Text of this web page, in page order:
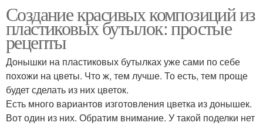
Создание красивых композиций из
пластиковых бутылок: простые
рецепты
Донышки на пластиковых бутылках уже сами по себе
похожи на цветы. Что ж, тем лучше. То есть, тем проще
будет сделать из них цветок.
Есть много вариантов изготовления цветка из донышек.
Вот один из них. Обратим внимание. У такой поделки нет